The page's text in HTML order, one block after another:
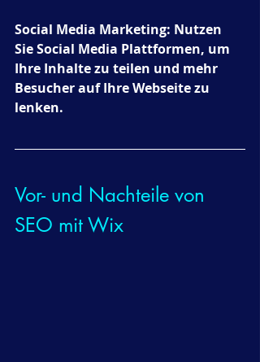
Social Media Marketing: Nutzen
Sie Social Media Plattformen, um
Ihre Inhalte zu teilen und mehr
Besucher auf Ihre Webseite zu
lenken.
Vor- und Nachteile von
SEO mit Wix